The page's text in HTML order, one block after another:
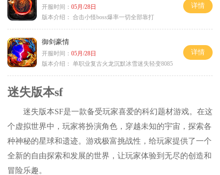
开服时间： 05月/28日
版本介绍： 合击小怪boss爆率一切全部靠打
详情
御剑豪情
开服时间： 05月/28日
版本介绍： 单职业复古火龙沉默冰雪迷失轻变8085
详情
迷失版本sf
迷失版本SF是一款备受玩家喜爱的科幻题材游戏。在这
个虚拟世界中，玩家将扮演角色，穿越未知的宇宙，探索各
种神秘的星球和遗迹。游戏极富挑战性，给玩家提供了一个
全新的自由探索和发展的世界，让玩家体验到无尽的创造和
冒险乐趣。